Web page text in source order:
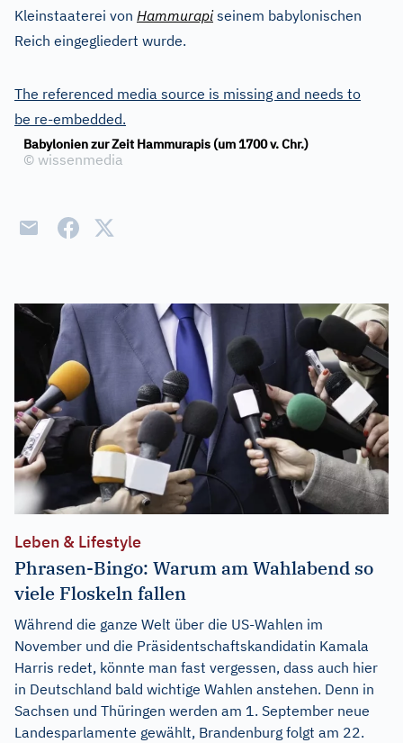
Kleinstaaterei von Hammurapiseinem babylonischen
Reich eingegliedert wurde.
The referenced media source is missing and needs to
be re-embedded.
Babylonien zur Zeit Hammurapis (um 1700 v. Chr.)
© wissenmedia
Leben & Lifestyle
Phrasen-Bingo: Warum am Wahlabend so
viele Floskeln fallen
Während die ganze Welt über die US-Wahlen im
November und die Präsidentschaftskandidatin Kamala
Harris redet, könnte man fast vergessen, dass auch hier
in Deutschland bald wichtige Wahlen anstehen. Denn in
Sachsen und Thüringen werden am 1. September neue
Landesparlamente gewählt, Brandenburg folgt am 22.